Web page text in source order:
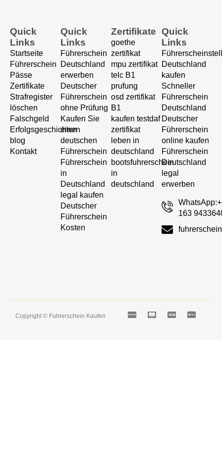
Quick
Links
Startseite
Führerschein
Pässe
Zertifikate
Strafregister
löschen
Falschgeld
Erfolgsgeschichten
blog
Kontakt
Quick
Links
Führerschein
Deutschland
erwerben
Deutscher
Führerschein
ohne Prüfung
Kaufen Sie
einen
deutschen
Führerschein
Führerschein
in
Deutschland
legal kaufen
Deutscher
Führerschein
Kosten
Zertifikate
goethe
zertifikat
mpu zertifikat
telc B1
prufung
osd zertifikat
B1
kaufen testdaf
zertifikat
leben in
deutschland
bootsfuhrerschein
in
deutschland
Quick
Links
Deutschland
kaufen
Schneller
Führerschein
Deutschland
Deutscher
Führerschein
online kaufen
Führerschein
Deutschland
legal
erwerben
163
Copyright © Fuhrerschein Kaufen